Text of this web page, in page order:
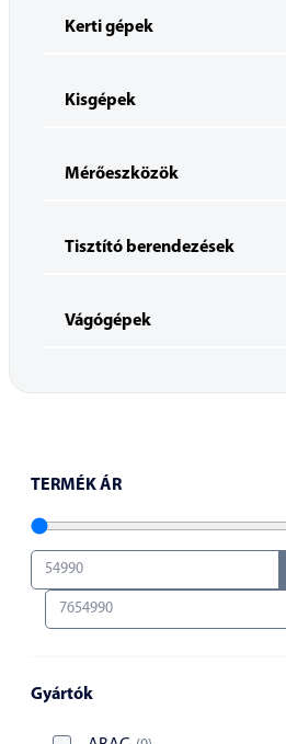
TERMÉK ÁR
Gyártók
Kerti gépek
Kisgépek
Mérőeszközök
Tisztító berendezések
Vágógépek